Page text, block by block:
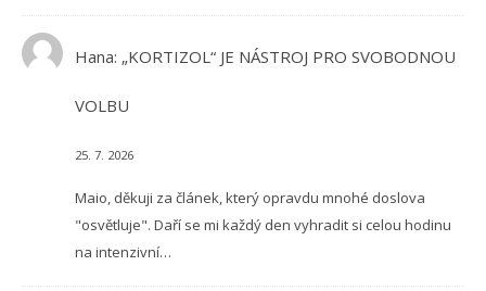
Hana: „KORTIZOL“ JE NÁSTROJ PRO SVOBODNOU
VOLBU
25. 7. 2026
Maio, děkuji za článek, který opravdu mnohé doslova
"osvětluje". Daří se mi každý den vyhradit si celou hodinu
na intenzivní…